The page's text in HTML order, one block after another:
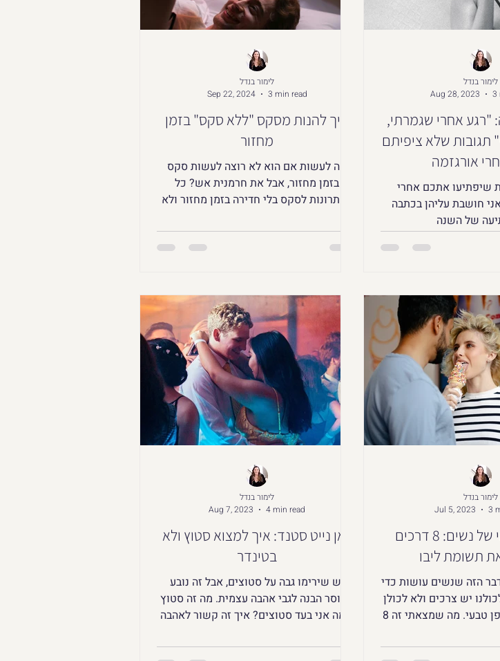
איך להנות מסקס "ללא סקס" בזמן
מחזור
מה לעשות אם הוא לא רוצה לעשות סקס
בזמן מחזור, אבל את חרמנית אש? כל
הפתרונות לסקס בלי חדירה בזמן מחזור ולא
לימור בנדל
Sep 22, 2024
3 min read
"רגע אחרי שגמרתי,
תגובות שלא ציפיתם
אורגזמה
שיפתיעו אתכם אחרי
חושבת עליהן בכתבה
של השנה
לימור בנדל
Aug 28, 2023
3
וואן נייט סטנד: איך למצוא סטוץ ולא
בטינדר
יש שירימו גבה על סטוצים, אבל זה נובע
מחוסר הבנה לגבי אהבה עצמית. מה זה סטוץ
ולמה אני בעד סטוצים? איך זה קשור לאהבה
לימור בנדל
Aug 7, 2023
4 min read
סודות הפיתוי של נשים: 8 דרכים
תשומת ליבו
הזה שנשים עושות כדי
יש צרכים ולא לכולן
ההתחלה באה באופן טבעי. מה שמצאתי זה 8
לימור בנדל
Jul 5, 2023
3